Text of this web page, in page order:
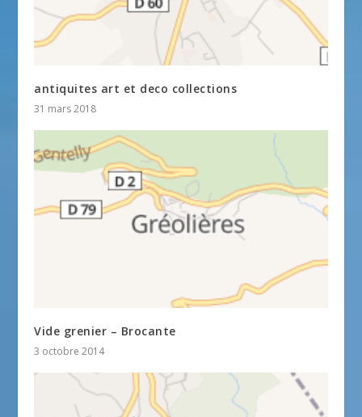
antiquites art et deco collections
31 mars 2018
Vide grenier – Brocante
3 octobre 2014